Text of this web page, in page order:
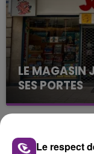
LE MAGASIN
SES PORTES
C'était l'une
rémois. Le
TITRESLe respect